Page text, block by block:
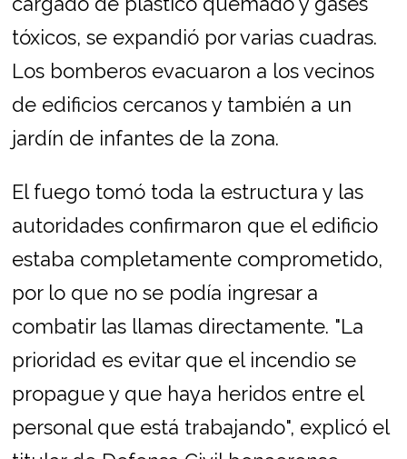
tóxicos, se expandió por varias cuadras.
Los bomberos evacuaron a los vecinos
de edificios cercanos y también a un
jardín de infantes de la zona.
El fuego tomó toda la estructura y las
autoridades confirmaron que el edificio
estaba completamente comprometido,
por lo que no se podía ingresar a
combatir las llamas directamente. "La
prioridad es evitar que el incendio se
propague y que haya heridos entre el
personal que está trabajando", explicó el